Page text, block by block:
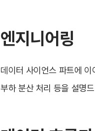
엔지니어링
데이터 사이언스 파트에
부하 분산 처리 등을 설명